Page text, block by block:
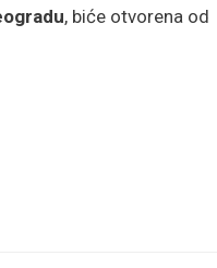
, biće otvorena od